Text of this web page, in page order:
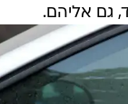
גם אליהם.